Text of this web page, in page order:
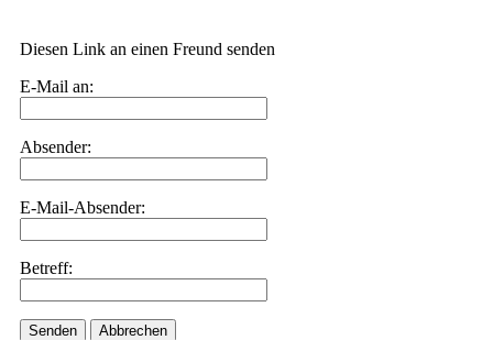
Diesen Link an einen Freund senden
E-Mail an:
Absender:
E-Mail-Absender:
Betreff:
Senden Abbrechen